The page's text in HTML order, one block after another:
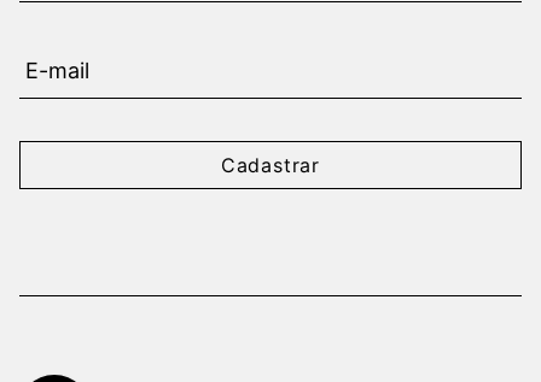
Cadastrar